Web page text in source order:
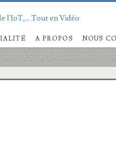
l'IoT,... Tout en Vidéo
A PROPOS NOUS
FÊTE LA SCIENCE